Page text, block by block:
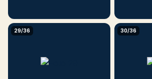
29/36 30/36